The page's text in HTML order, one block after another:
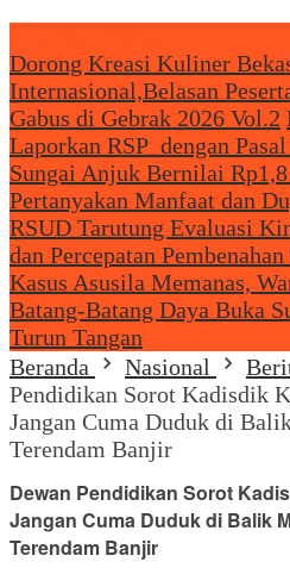
Dorong Kreasi Kuliner
Internasional,Belasan
Gabus di Gebrak 2026 Vol.2
Laporkan RSP dengan
Sungai Anjuk Bernilai
Pertanyakan Manfaat dan
RSUD Tarutung Evaluasi
dan Percepatan
Kasus Asusila Memanas,
Batang-Batang Daya Buka
Turun Tangan
Beranda
Nasional
Pendidikan Sorot Kadisdik
Jangan Cuma Duduk di
Terendam Banjir
Dewan Pendidikan Sorot
Jangan Cuma Duduk di Balik
Terendam Banjir